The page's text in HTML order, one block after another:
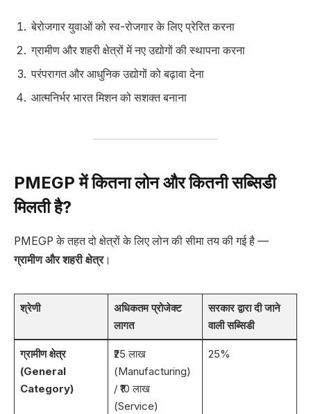
बेरोजगार युवाओं को स्व-रोजगार के लिए प्रेरित करना
ग्रामीण और शहरी क्षेत्रों में नए उद्योगों की स्थापना करना
परंपरागत और आधुनिक उद्योगों को बढ़ावा देना
आत्मनिर्भर भारत मिशन को सशक्त बनाना
PMEGP में कितना लोन और कितनी सब्सिडी
मिलती है?
PMEGP के तहत दो क्षेत्रों के लिए लोन की सीमा तय की गई है —
ग्रामीण और शहरी क्षेत्र।
श्रेणी
अधिकतम प्रोजेक्ट
लागत
सरकार द्वारा दी जाने
वाली सब्सिडी
ग्रामीण क्षेत्र
(General
Category)
₹25 लाख
(Manufacturing)
/ ₹10 लाख
(Service)
25%